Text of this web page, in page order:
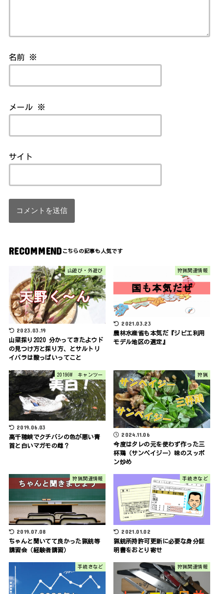
名前 ※
メール ※
サイト
RECOMMEND
山遊び・外遊び
2023.03.19
山菜採り2020 分かってきたよウド
の見つけ方と採り方、とサルトリ
イバラは酸っぱいってこと
狩猟関連情報
2021.03.23
農林水産省も本気だ『ジビエ利用
モデル地区の選定』
2019GW キャンツー
2019.06.03
高千穂峡でクチバシの色が悪い青
首と白いマガモの雌？
狩猟
2024.11.06
今度はタレの元を使わず作った三
杯鶏（サンベイジー）味のスッポ
ン炒め
狩猟関連情報
2019.07.08
ちゃんと聞いてて良かった猟銃等
講習会（経験者講習）
手続きなど
2021.01.02
猟銃所持許可更新に必要な身分証
明書をおとり寄せ
手続きなど 狩猟関連情報